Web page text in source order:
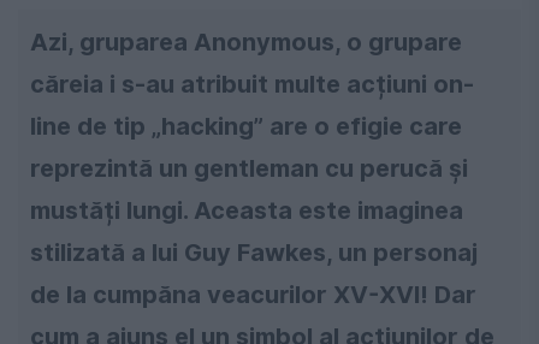
Azi, gruparea Anonymous, o grupare
căreia i s-au atribuit multe acțiuni on-
line de tip „hacking” are o efigie care
reprezintă un gentleman cu perucă și
mustăți lungi. Aceasta este imaginea
stilizată a lui Guy Fawkes, un personaj
de la cumpăna veacurilor XV-XVI! Dar
cum a ajuns el un simbol al acțiunilor de